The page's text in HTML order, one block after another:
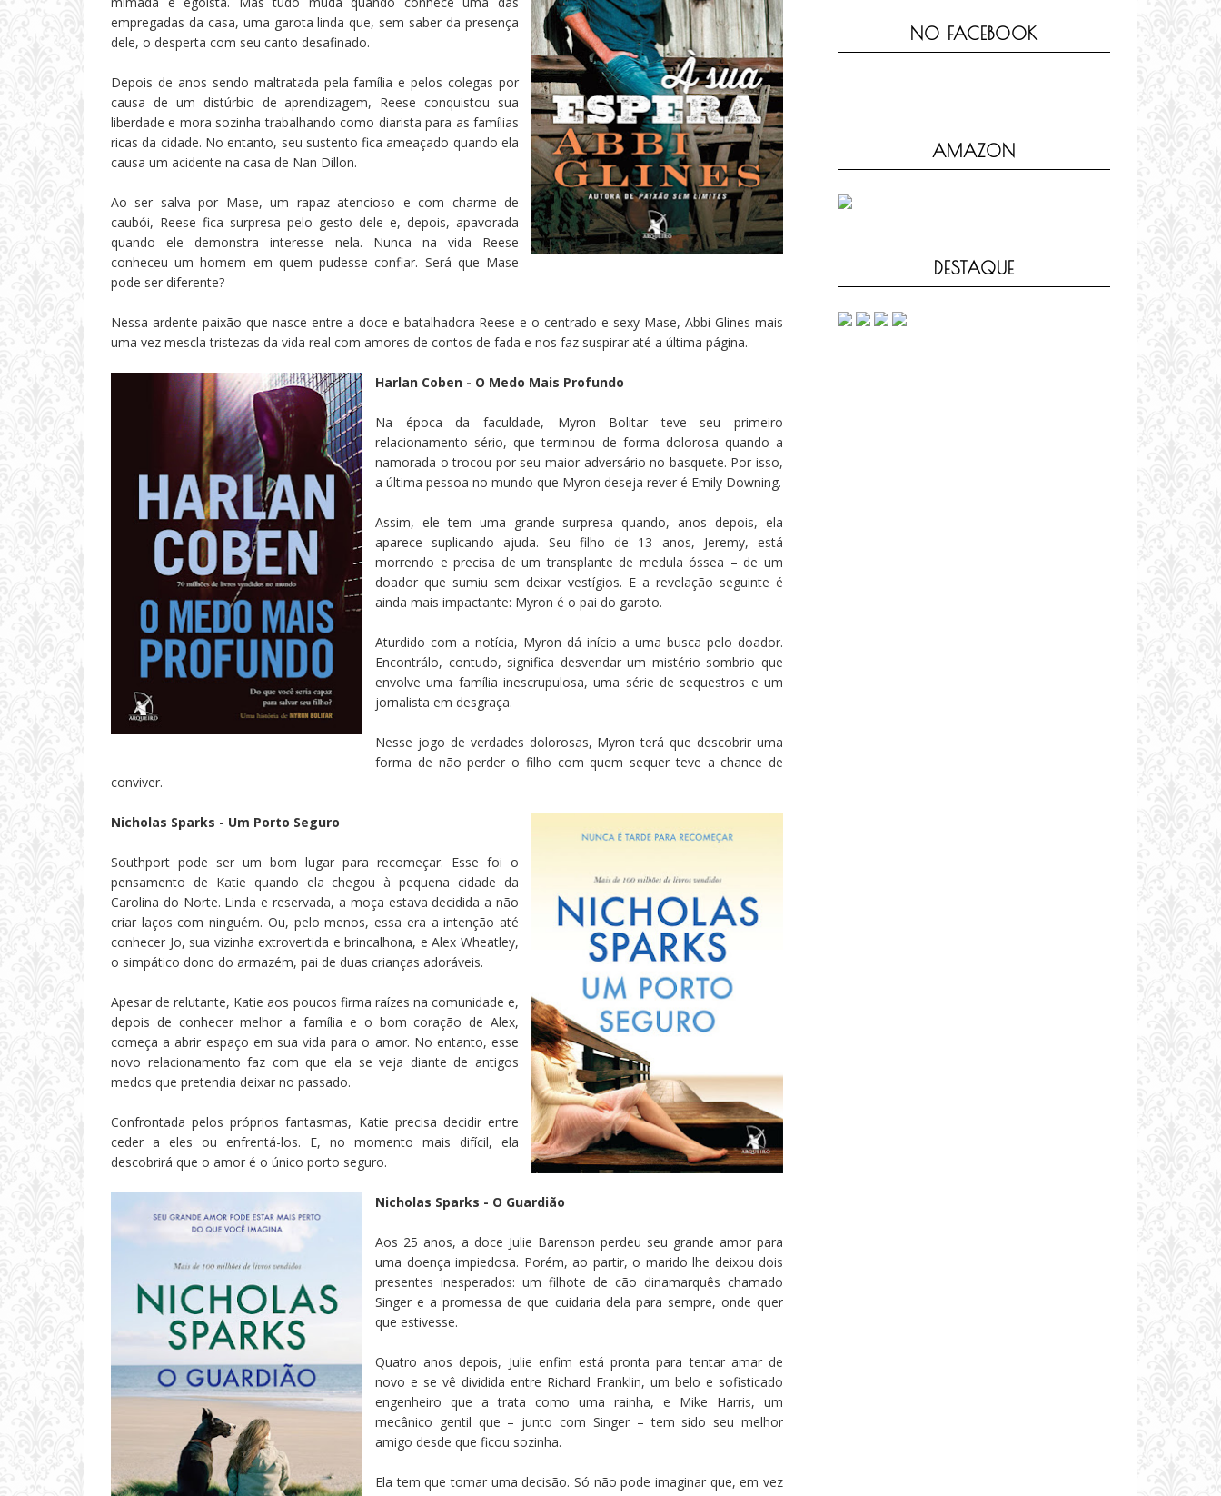
empregadas da casa, uma garota linda que, sem saber da presença
dele, o desperta com seu canto desafinado.
Depois de anos sendo maltratada pela família e pelos colegas por
causa de um distúrbio de aprendizagem, Reese conquistou sua
liberdade e mora sozinha trabalhando como diarista para as famílias
ricas da cidade. No entanto, seu sustento fica ameaçado quando ela
causa um acidente na casa de Nan Dillon.
Ao ser salva por Mase, um rapaz atencioso e com charme de
caubói, Reese fica surpresa pelo gesto dele e, depois, apavorada
quando ele demonstra interesse nela. Nunca na vida Reese
conheceu um homem em quem pudesse confiar. Será que Mase
pode ser diferente?
Nessa ardente paixão que nasce entre a doce e batalhadora Reese e o centrado e sexy Mase, Abbi Glines mais
uma vez mescla tristezas da vida real com amores de contos de fada e nos faz suspirar até a última página.
Harlan Coben - O Medo Mais Profundo
Na época da faculdade, Myron Bolitar teve seu primeiro
relacionamento sério, que terminou de forma dolorosa quando a
namorada o trocou por seu maior adversário no basquete. Por isso,
a última pessoa no mundo que Myron deseja rever é Emily Downing.
Assim, ele tem uma grande surpresa quando, anos depois, ela
aparece suplicando ajuda. Seu filho de 13 anos, Jeremy, está
morrendo e precisa de um transplante de medula óssea – de um
doador que sumiu sem deixar vestígios. E a revelação seguinte é
ainda mais impactante: Myron é o pai do garoto.
Aturdido com a notícia, Myron dá início a uma busca pelo doador.
Encontrálo, contudo, significa desvendar um mistério sombrio que
envolve uma família inescrupulosa, uma série de sequestros e um
jornalista em desgraça.
Nesse jogo de verdades dolorosas, Myron terá que descobrir uma
forma de não perder o filho com quem sequer teve a chance de
conviver.
Nicholas Sparks - Um Porto Seguro
Southport pode ser um bom lugar para recomeçar. Esse foi o
pensamento de Katie quando ela chegou à pequena cidade da
Carolina do Norte. Linda e reservada, a moça estava decidida a não
criar laços com ninguém. Ou, pelo menos, essa era a intenção até
conhecer Jo, sua vizinha extrovertida e brincalhona, e Alex Wheatley,
o simpático dono do armazém, pai de duas crianças adoráveis.
Apesar de relutante, Katie aos poucos firma raízes na comunidade e,
depois de conhecer melhor a família e o bom coração de Alex,
começa a abrir espaço em sua vida para o amor. No entanto, esse
novo relacionamento faz com que ela se veja diante de antigos
medos que pretendia deixar no passado.
Confrontada pelos próprios fantasmas, Katie precisa decidir entre
ceder a eles ou enfrentá-los. E, no momento mais difícil, ela
descobrirá que o amor é o único porto seguro.
Nicholas Sparks - O Guardião
Aos 25 anos, a doce Julie Barenson perdeu seu grande amor para
uma doença impiedosa. Porém, ao partir, o marido lhe deixou dois
presentes inesperados: um filhote de cão dinamarquês chamado
Singer e a promessa de que cuidaria dela para sempre, onde quer
que estivesse.
Quatro anos depois, Julie enfim está pronta para tentar amar de
novo e se vê dividida entre Richard Franklin, um belo e sofisticado
engenheiro que a trata como uma rainha, e Mike Harris, um
mecânico gentil que – junto com Singer – tem sido seu melhor
amigo desde que ficou sozinha.
Ela tem que tomar uma decisão. Só não pode imaginar que, em vez
NO FACEBOOK
AMAZON
DESTAQUE